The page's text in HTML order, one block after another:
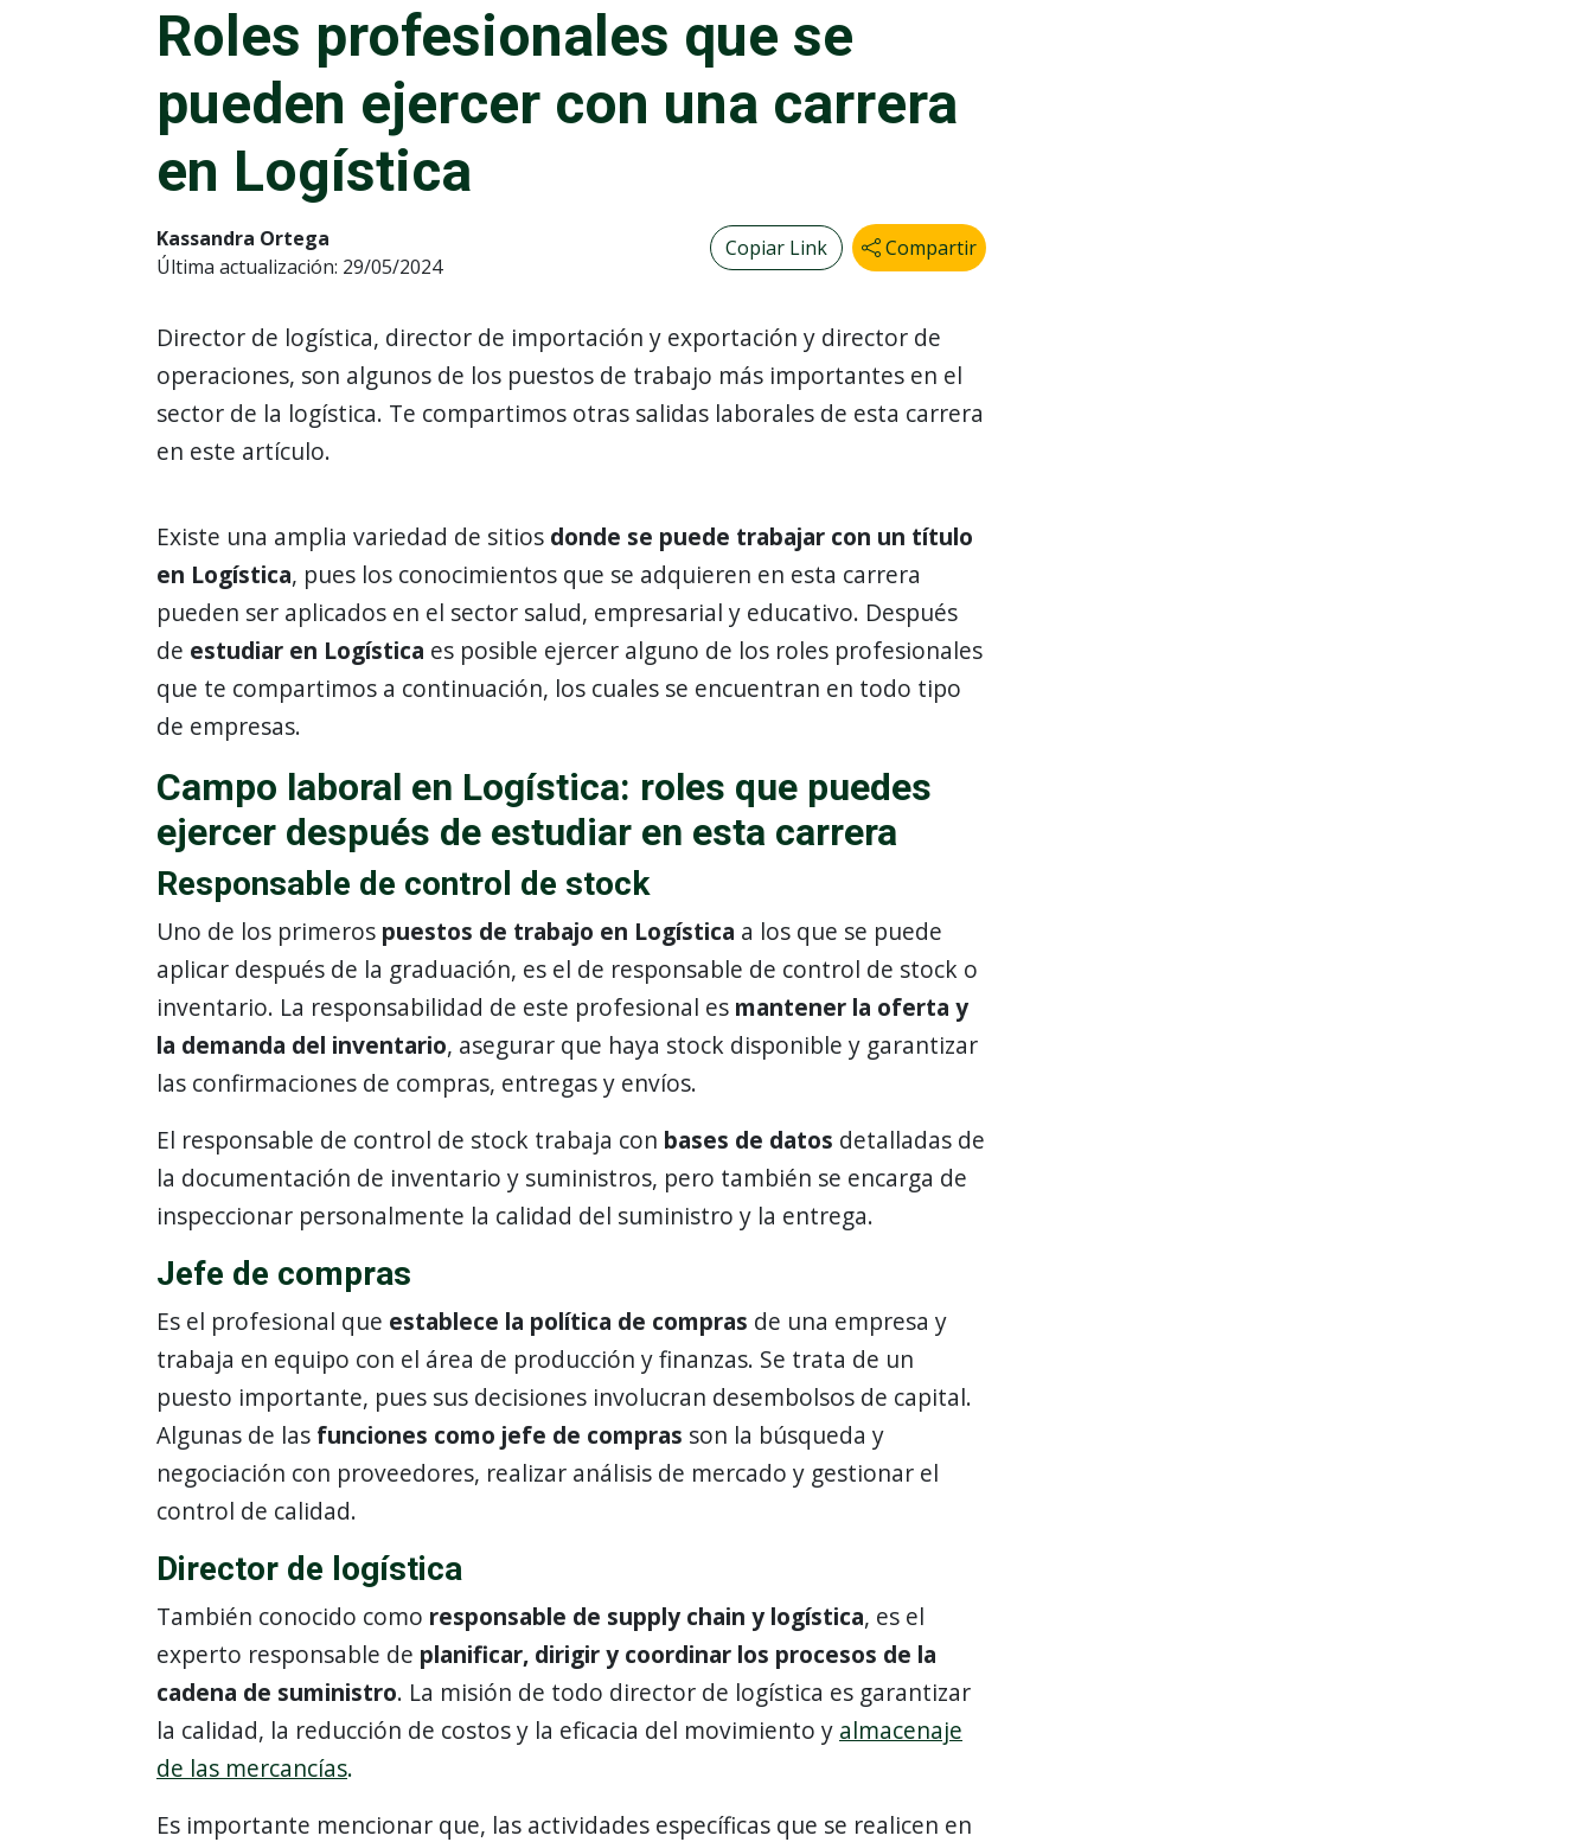
Roles profesionales que se
pueden ejercer con una carrera
en Logística
Kassandra Ortega
Última actualización: 29/05/2024
Copiar Link Compartir
Director de logística, director de importación y exportación y director de
operaciones, son algunos de los puestos de trabajo más importantes en el
sector de la logística. Te compartimos otras salidas laborales de esta carrera
en este artículo.
Existe una amplia variedad de sitios donde se puede trabajar con un título
en Logística, pues los conocimientos que se adquieren en esta carrera
pueden ser aplicados en el sector salud, empresarial y educativo. Después
de estudiar en Logística es posible ejercer alguno de los roles profesionales
que te compartimos a continuación, los cuales se encuentran en todo tipo
de empresas.
Campo laboral en Logística: roles que puedes
ejercer después de estudiar en esta carrera
Responsable de control de stock
Uno de los primeros puestos de trabajo en Logística a los que se puede
aplicar después de la graduación, es el de responsable de control de stock o
inventario. La responsabilidad de este profesional es mantener la oferta y
la demanda del inventario, asegurar que haya stock disponible y garantizar
las confirmaciones de compras, entregas y envíos.
El responsable de control de stock trabaja con bases de datos detalladas de
la documentación de inventario y suministros, pero también se encarga de
inspeccionar personalmente la calidad del suministro y la entrega.
Jefe de compras
Es el profesional que establece la política de compras de una empresa y
trabaja en equipo con el área de producción y finanzas. Se trata de un
puesto importante, pues sus decisiones involucran desembolsos de capital.
Algunas de las funciones como jefe de compras son la búsqueda y
negociación con proveedores, realizar análisis de mercado y gestionar el
control de calidad.
Director de logística
También conocido como responsable de supply chain y logística, es el
experto responsable de planificar, dirigir y coordinar los procesos de la
cadena de suministro. La misión de todo director de logística es garantizar
la calidad, la reducción de costos y la eficacia del movimiento y almacenaje
de las mercancías.
Es importante mencionar que, las actividades específicas que se realicen en